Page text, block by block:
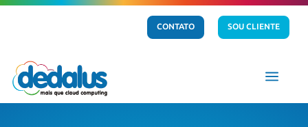
CONTATO SOU CLIENTE
a